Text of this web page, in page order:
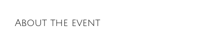
About the event